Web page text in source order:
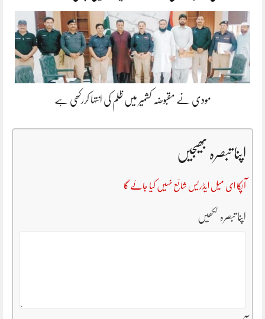
مودی نے مقبوضہ کشمیر میں ظلم کی انتہا کررکھی ہے
اپنا تبصرہ بھیجیں
آپکا ای میل ایڈریس شائع نہیں کیا جائے گا
اپنا تبصرہ لکھیں